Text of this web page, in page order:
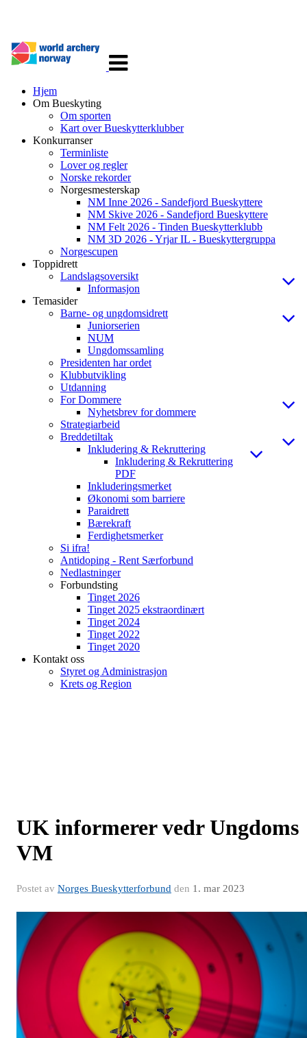
navigasjon
Hjem
Om Bueskyting
Om sporten
Kart over Bueskytterklubber
Konkurranser
Terminliste
Lover og regler
Norske rekorder
Norgesmesterskap
NM Inne 2026 - Sandefjord Bueskyttere
NM Skive 2026 - Sandefjord Bueskyttere
NM Felt 2026 - Tinden Bueskytterklubb
NM 3D 2026 - Yrjar IL - Bueskyttergruppa
Norgescupen
Toppidrett
Landslagsoversikt
Informasjon
Temasider
Barne- og ungdomsidrett
Juniorserien
NUM
Ungdomssamling
Presidenten har ordet
Klubbutvikling
Utdanning
For Dommere
Nyhetsbrev for dommere
Strategiarbeid
Breddetiltak
Inkludering & Rekruttering
Inkludering & Rekruttering
PDF
Inkluderingsmerket
Økonomi som barriere
Paraidrett
Bærekraft
Ferdighetsmerker
Si ifra!
Antidoping - Rent Særforbund
Nedlastninger
Forbundsting
Tinget 2026
Tinget 2025 ekstraordinært
Tinget 2024
Tinget 2022
Tinget 2020
Kontakt oss
Styret og Administrasjon
Krets og Region
UK informerer vedr Ungdoms
VM
Postet av Norges Bueskytterforbund den 1. mar 2023